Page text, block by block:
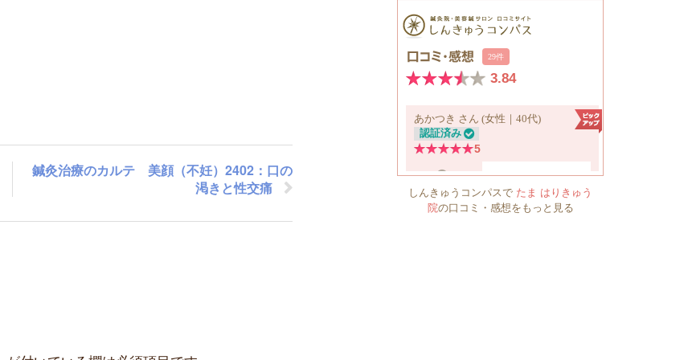
鍼灸治療のカルテ 美顔（不妊）2402：口の
渇きと性交痛
しんきゅうコンパスで たま はりきゅう
院の口コミ・感想をもっと見る